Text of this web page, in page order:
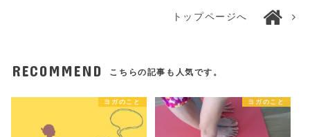
トップページへ
RECOMMEND こちらの記事も人気です。
ヨガのこと ヨガのこと